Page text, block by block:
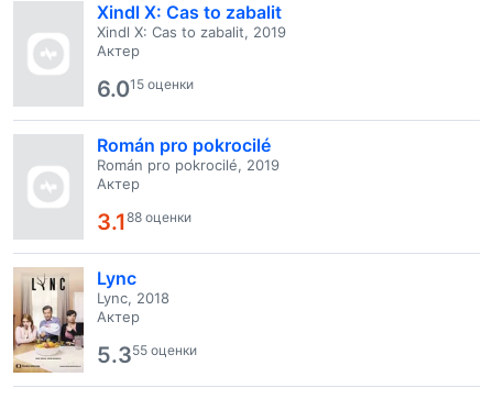
Xindl X: Cas to zabalit
Xindl X: Cas to zabalit, 2019
Актер
6.015 оценки
Román pro pokrocilé
Román pro pokrocilé, 2019
Актер
3.188 оценки
Lync
Lync, 2018
Актер
5.355 оценки